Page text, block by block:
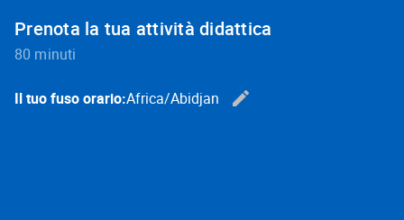
Prenota la tua attività didattica
80 minuti
Il tuo fuso orario:Africa/Abidjan
edit